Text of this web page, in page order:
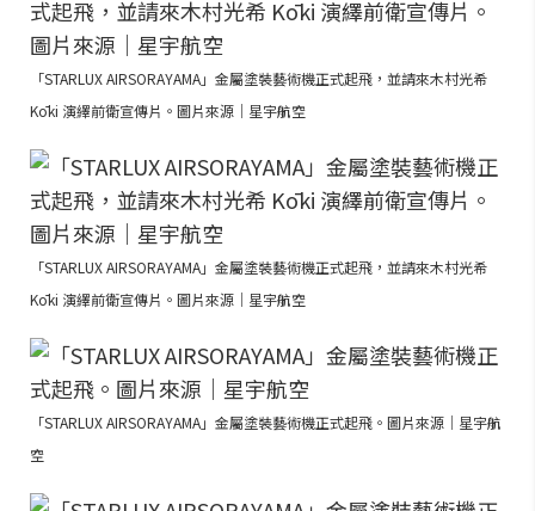
「STARLUX AIRSORAYAMA」金屬塗裝藝術機正式起飛，並請來木村光希
Kōki 演繹前衛宣傳片。圖片來源｜星宇航空
「STARLUX AIRSORAYAMA」金屬塗裝藝術機正式起飛，並請來木村光希
Kōki 演繹前衛宣傳片。圖片來源｜星宇航空
「STARLUX AIRSORAYAMA」金屬塗裝藝術機正式起飛。圖片來源｜星宇航
空